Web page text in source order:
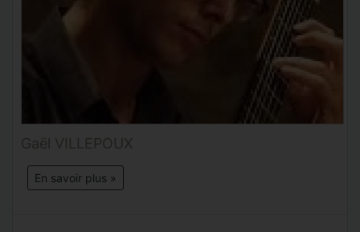
Gaël VILLEPOUX
En savoir plus »